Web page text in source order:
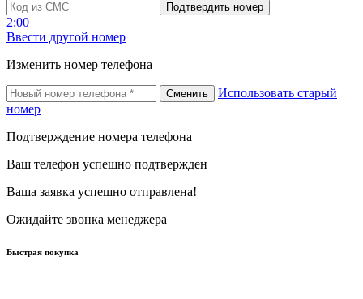
Подтвердить номер
2:00
Ввести другой номер
Изменить номер телефона
Сменить
Использовать старый
номер
Подтверждение номера телефона
Ваш телефон успешно подтвержден
Ваша заявка успешно отправлена!
Ожидайте звонка менеджера
Быстрая покупка